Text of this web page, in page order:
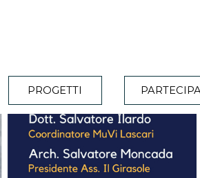
Salta menù
▼
PROGETTI ▼